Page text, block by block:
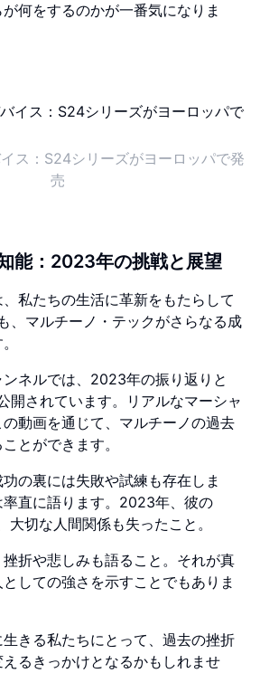
何をするのかが一番気になりま
ス：S24シリーズがヨーロッパで発
売
能：2023年の挑戦と展望
私たちの生活に革新をもたらして
、マルチーノ・テックがさらなる成
ネルでは、2023年の振り返りと
開されています。リアルなマーシャ
動画を通じて、マルチーノの過去
とができます。
の裏には失敗や試練も存在しま
直に語ります。2023年、彼の
大切な人間関係も失ったこと。
折や悲しみも語ること。それが真
しての強さを示すことでもありま
きる私たちにとって、過去の挫折
るきっかけとなるかもしれませ